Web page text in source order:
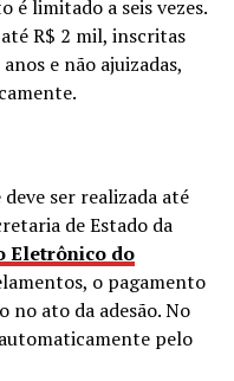
é limitado a seis vezes.
R$ 2 mil, inscritas
e não ajuizadas,
ser realizada até
de Estado da
Eletrônico do
o pagamento
ato da adesão. No
pelo